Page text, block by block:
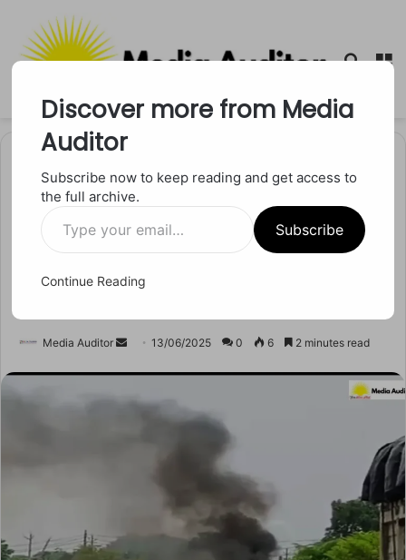
Search
उत्तर प्रदेश
टैंकर में लगी आग ने बढ़ाया खतरा!
Media Auditor
Send13/06/2025 0 6 2 minutes read
Discover more from Media
Auditor
Subscribe now to keep reading and get access to
the full archive.
Type
your
email…
Subscribe
Continue Reading